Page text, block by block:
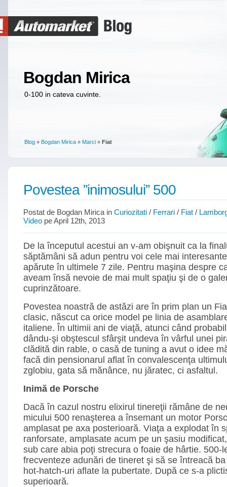
Bogdan Mirica
0-100 in cateva cuvinte.
Blog » Bogdan Mirica » Marci » Fiat
Povestea ”inimosului” 500
Postat de Bogdan Mirica in Curiozitati / Ferrari / Fiat /
Video pe April 12th, 2013
De la începutul acestui an v-am obişnuit ca la
săptămâni să adun pentru voi cele mai
apărute în ultimele 7 zile. Pentru maşina despre
aveam însă nevoie de mai mult spaţiu şi de o
cuprinzătoare.
Povestea noastră de astăzi are în prim plan un
clasic, născut ca orice model pe linia de
italiene. În ultimii ani de viaţă, atunci când
dându-şi obştescul sfârşit undeva în vârful unei
clădită din rable, o casă de tuning a avut o idee
facă din pensionarul aflat în convalescenţa
zglobiu, gata să mănânce, nu jăratec, ci asfaltul.
Inimă de Porsche
Dacă în cazul nostru elixirul tinereţii rămâne de
micului 500 renaşterea a însemant un motor
amplasat pe axa posterioară. Viaţa a explodat în
ranforsate, amplasate acum pe un şasiu
sub care abia poţi strecura o foaie de hârtie. 500-
frecventeze adunări de tineret şi să se întreacă
hot-hatch-uri aflate la pubertate. După ce s-a
superioară.